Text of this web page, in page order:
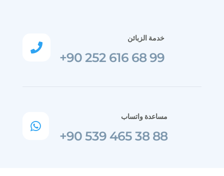

خدمة الزبائن
+90 252 616 68 99

مساعدة واتساب
+90 539 465 38 88